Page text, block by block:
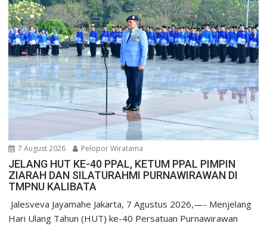
7 August 2026 Pelopor Wiratama
JELANG HUT KE-40 PPAL, KETUM PPAL PIMPIN
ZIARAH DAN SILATURAHMI PURNAWIRAWAN DI
TMPNU KALIBATA
​ Jalesveva Jayamahe Jakarta, 7 Agustus 2026,—- Menjelang
Hari Ulang Tahun (HUT) ke-40 Persatuan Purnawirawan